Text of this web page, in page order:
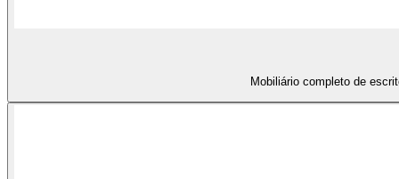
Mobiliário completo de